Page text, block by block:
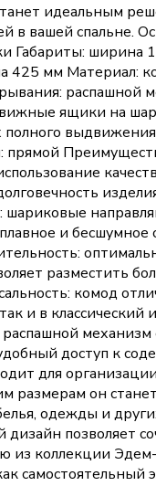
идеальным
в вашей спальне.
Габариты: ширина
425 мм Материал:
распашной
ящики на
выдвижения
прямой
шариковые
и бесшумное
разместить
комод
и в классический
доступ к
для
размерам он
одежды и
дизайн позволяет
из коллекции
самостоятельный